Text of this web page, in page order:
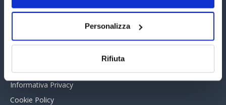
Personalizza
Rifiuta
Assinform Editore
Chi siamo
Collabora con noi
Informativa Privacy
Cookie Policy